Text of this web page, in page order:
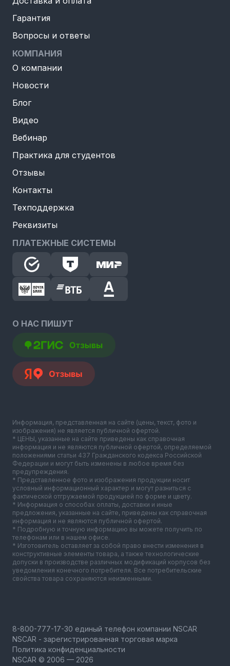
Гарантия
Вопросы и ответы
КОМПАНИЯ
О компании
Новости
Блог
Видео
Вебинар
Практика для студентов
Отзывы
Контакты
Техподдержка
Реквизиты
ПЛАТЕЖНЫЕ СИСТЕМЫ
О НАС ПИШУТ
Информация, представленная на сайте (цены, текст, фото и
изображения) не является публичной офертой.
* ЦЕНЫ, указанные на сайте приведены как справочная
информация и не являются публичной офертой, определяемой
положениями статьи 437 Гражданского кодекса Российской
Федерации и могут быть изменены в любое время без
предупреждения.
* Представленное фото и изображения продукции носит
условный информационный характер и могут разниться с
фактической отгружаемой продукцией по форме и цвету.
* Информация о способах оплаты, доставки и иные
предложения, указанные на сайте, приведены как справочная
информация и не являются публичной офертой.
* Подробную и точную информацию вы можете получить по
телефонам или в нашем офисе.
* Изготовитель оставляет за собой право внести изменения в
конструктивные элементы товара, а также технологические
допуски в производстве различных модификаций корпусов без
уведомления конечного потребителя. Все потребительские
свойства товара сохраняются неизменными.
NSCAR - зарегистрированная торговая марка
Политика конфиденциальности
NSCAR © 2006 — 2026